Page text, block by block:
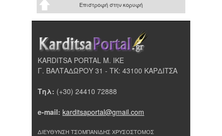
Επιστροφή στην κορυφή
KARDITSA PORTAL Μ. ΙΚΕ
Γ. ΒΑΛΤΑΔΩΡΟΥ 31 - ΤΚ: 43100 ΚΑΡΔΙΤΣΑ
Τηλ: (+30) 24410 72888
e-mail: karditsaportal@gmail.com
ΔΙΕΥΘΥΝΣΗ ΤΣΟΜΠΑΝΙΔΗΣ ΧΡΥΣΟΣΤΟΜΟΣ